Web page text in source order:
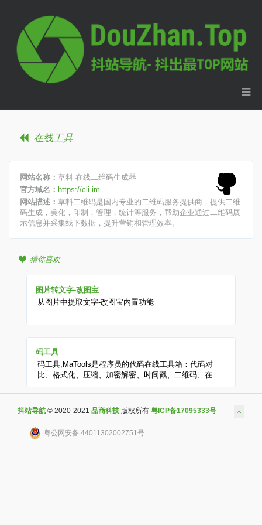
在线工具
网站名称： 草料-在线二维码生成器
官方域名： https://cli.im
网站描述： 草料二维码是国内专业的二维码服务提供商，提供二维
码生成，美化，印制，管理，统计等服务，帮助企业通过二维码展
示信息并采集线下数据，提升营销和管理效率。
猜你喜欢
图片转文字-改图宝
从图片中提取文字-改图宝内置功能
码工具
码工具,MaTools是程序员的代码在线工具箱：代码对
比、格式化、压缩、加密解密、时间戳、二维码、在线
API、Crontab、正则表达式,还有js/h5/css3特效、技术
好文、编程书籍、IT资讯等。
抖站导航 © 2020-2021 品商科技 版权所有 粤ICP备17095333号
粤公网安备 44011302002751号